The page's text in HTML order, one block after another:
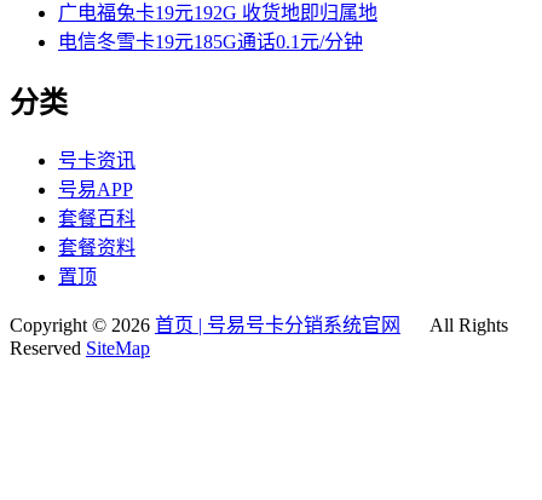
广电福兔卡19元192G 收货地即归属地
电信冬雪卡19元185G通话0.1元/分钟
分类
号卡资讯
号易APP
套餐百科
套餐资料
置顶
Copyright © 2026 首页 | 号易号卡分销系统官网
All Rights
Reserved SiteMap